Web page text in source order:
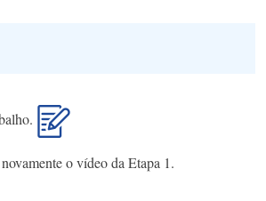
o vídeo da Etapa 1.